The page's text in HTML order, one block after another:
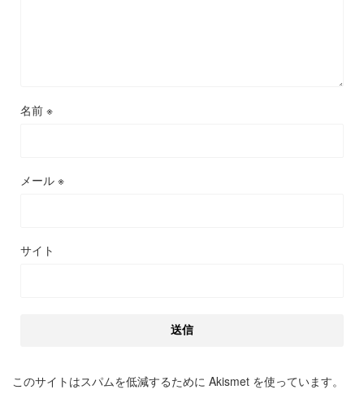
名前 ※
メール ※
サイト
このサイトはスパムを低減するために Akismet を使っています。